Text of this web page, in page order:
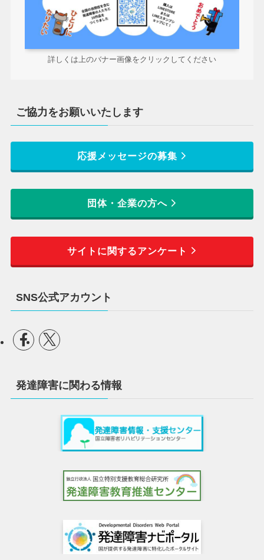
詳しくは上のバナー画像をクリックしてください
ご協力をお願いいたします
応援メッセージの募集
団体・企業の方へ
サイトに関するアンケート
SNS公式アカウント
発達障害に関わる情報